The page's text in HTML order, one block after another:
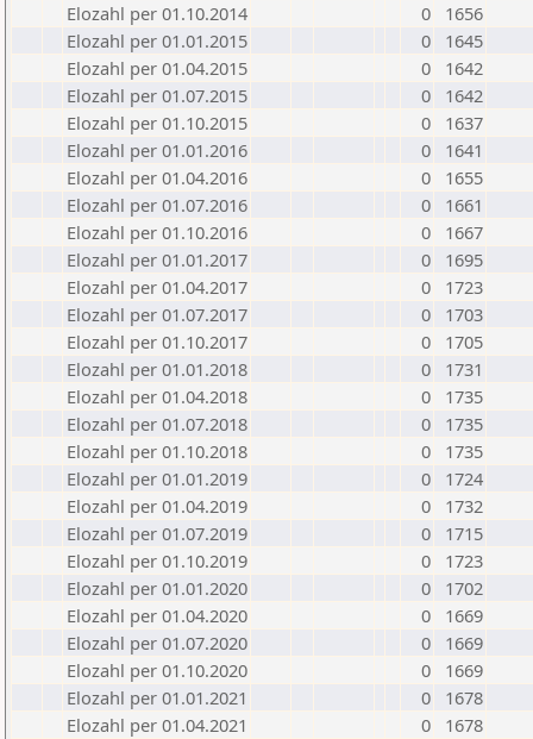
Elozahl per 01.10.2014
0
1656
Elozahl per 01.01.2015
0
1645
Elozahl per 01.04.2015
0
1642
Elozahl per 01.07.2015
0
1642
Elozahl per 01.10.2015
0
1637
Elozahl per 01.01.2016
0
1641
Elozahl per 01.04.2016
0
1655
Elozahl per 01.07.2016
0
1661
Elozahl per 01.10.2016
0
1667
Elozahl per 01.01.2017
0
1695
Elozahl per 01.04.2017
0
1723
Elozahl per 01.07.2017
0
1703
Elozahl per 01.10.2017
0
1705
Elozahl per 01.01.2018
0
1731
Elozahl per 01.04.2018
0
1735
Elozahl per 01.07.2018
0
1735
Elozahl per 01.10.2018
0
1735
Elozahl per 01.01.2019
0
1724
Elozahl per 01.04.2019
0
1732
Elozahl per 01.07.2019
0
1715
Elozahl per 01.10.2019
0
1723
Elozahl per 01.01.2020
0
1702
Elozahl per 01.04.2020
0
1669
Elozahl per 01.07.2020
0
1669
Elozahl per 01.10.2020
0
1669
Elozahl per 01.01.2021
0
1678
Elozahl per 01.04.2021
0
1678